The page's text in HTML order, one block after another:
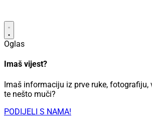
Oglas
Imaš vijest?
Imaš informaciju iz prve ruke, fotografiju,
te nešto muči?
PODIJELI S NAMA!